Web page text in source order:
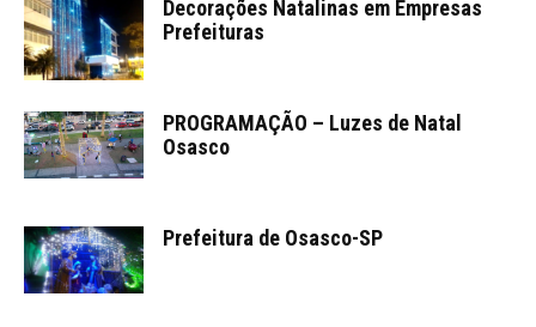
Decorações Natalinas em Empresas
Prefeituras
PROGRAMAÇÃO – Luzes de Natal
Osasco
Prefeitura de Osasco-SP